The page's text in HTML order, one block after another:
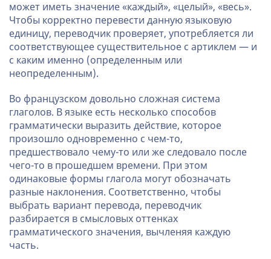
может иметь значение «каждый», «целый», «весь».
Чтобы корректно перевести данную языковую
единицу, переводчик проверяет, употребляется ли
соответствующее существительное с артиклем — и
с каким именно (определенным или
неопределенным).
Во французском довольно сложная система
глаголов. В языке есть несколько способов
грамматически выразить действие, которое
произошло одновременно с чем-то,
предшествовало чему-то или же следовало после
чего-то в прошедшем времени. При этом
одинаковые формы глагола могут обозначать
разные наклонения. Соответственно, чтобы
выбрать вариант перевода, переводчик
разбирается в смысловых оттенках
грамматического значения, вычленяя каждую
часть.